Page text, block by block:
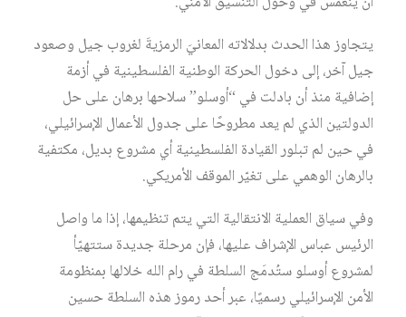
يتجاوز هذا الحدث بدلالاته المعانيَ الرمزيةَ لغروب جيل وصعود
جيل آخر، إلى دخول الحركة الوطنية الفلسطينية في أزمة
إضافية منذ أن بادلت في “أوسلو” سلاحها برهان على حل
الدولتين الذي لم يعد مطروحًا على جدول الأعمال الإسرائيلي،
في حين لم تبلور القيادة الفلسطينية أي مشروع بديل، مكتفية
بالرهان الوهمي على تغيّر الموقف الأمريكي.
وفي سياق العملية الانتقالية التي يتم تنظيمها، إذا ما واصل
الرئيس عباس الإشراف عليها، فإن مرحلة جديدة ستتهيّأ
لمشروع أوسلو ستُدمَج السلطة في رام الله خلالها بمنظومة
الأمن الإسرائيلي رسميًا، عبر أحد رموز هذه السلطة حسين